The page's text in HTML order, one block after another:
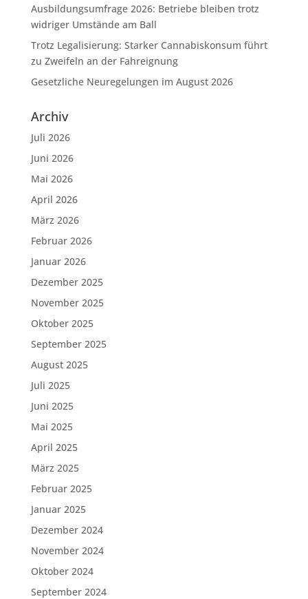
Ausbildungsumfrage 2026: Betriebe bleiben trotz
widriger Umstände am Ball
Trotz Legalisierung: Starker Cannabiskonsum führt
zu Zweifeln an der Fahreignung
Gesetzliche Neuregelungen im August 2026
Archiv
Juli 2026
Juni 2026
Mai 2026
April 2026
März 2026
Februar 2026
Januar 2026
Dezember 2025
November 2025
Oktober 2025
September 2025
August 2025
Juli 2025
Juni 2025
Mai 2025
April 2025
März 2025
Februar 2025
Januar 2025
Dezember 2024
November 2024
Oktober 2024
September 2024